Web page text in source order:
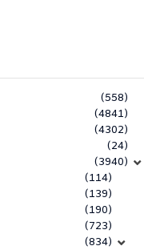
(558)
(4841)
(4302)
(24)
(3940)
(114)
(139)
(190)
(723)
(834)